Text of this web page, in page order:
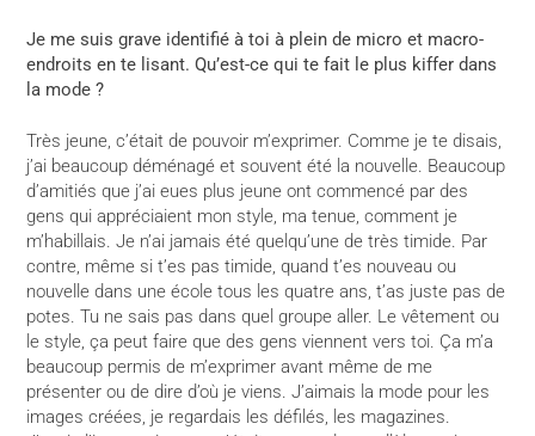
Je me suis grave identifié à toi à plein de micro et macro-
endroits en te lisant. Qu’est-ce qui te fait le plus kiffer dans
la mode ?
Très jeune, c’était de pouvoir m’exprimer. Comme je te disais,
j’ai beaucoup déménagé et souvent été la nouvelle. Beaucoup
d’amitiés que j’ai eues plus jeune ont commencé par des
gens qui appréciaient mon style, ma tenue, comment je
m’habillais. Je n’ai jamais été quelqu’une de très timide. Par
contre, même si t’es pas timide, quand t’es nouveau ou
nouvelle dans une école tous les quatre ans, t’as juste pas de
potes. Tu ne sais pas dans quel groupe aller. Le vêtement ou
le style, ça peut faire que des gens viennent vers toi. Ça m’a
beaucoup permis de m’exprimer avant même de me
présenter ou de dire d’où je viens. J’aimais la mode pour les
images créées, je regardais les défilés, les magazines.